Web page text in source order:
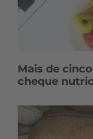
Mais de
cheque